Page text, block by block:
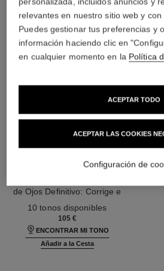
sublimage le correcteur yeux
de Ojos Definitivo: Corrige e
Ilumina
Ref. 131882
10 tonos disponibles
105 €
ENCONTRAR MI TONO
Añadir a la Cesta
relevantes en nuestro sitio web y
Puedes gestionar tus preferencias y
información haciendo clic en
en cualquier momento en la Política
ACEPTAR LAS COOKIES
ACEPTAR TODO
Configuración de